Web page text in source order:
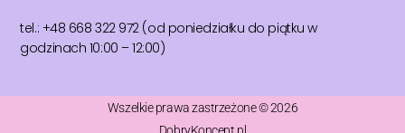
tel.: +48 668 322 972 (od poniedziałku do piątku w
godzinach 10:00 – 12:00)
Wszelkie prawa zastrzeżone © 2026
DobryKoncept.pl